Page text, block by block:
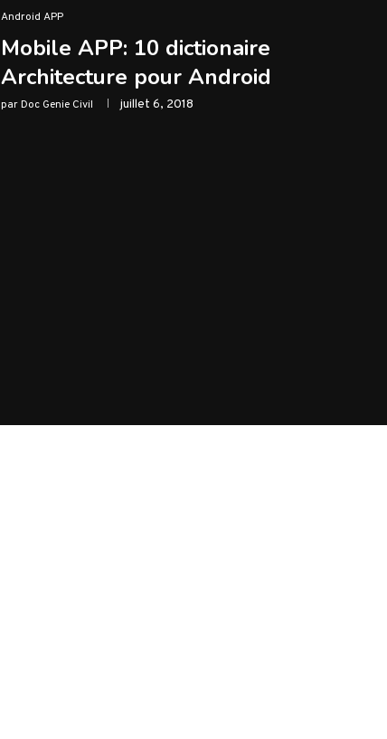
Android APP
Mobile APP: 10 dictionaire
Architecture pour Android
parDoc Genie Civil juillet 6, 2018